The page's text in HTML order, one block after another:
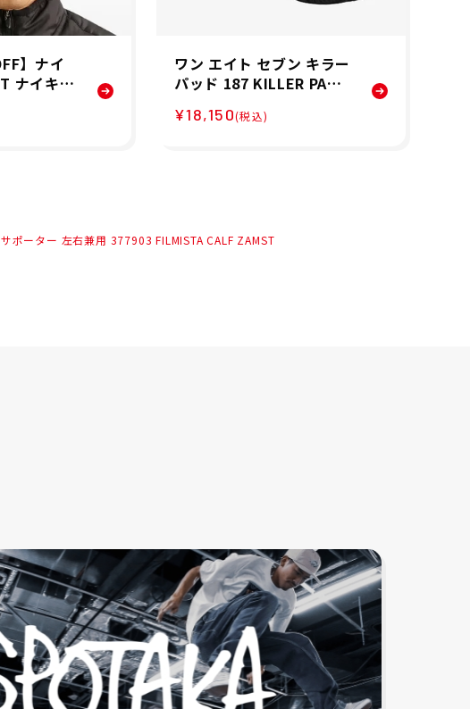
】ナイ
ナイキプ
ュ ラン
ワン エイト セブン キラー
パッド 187 KILLER PADS
プロテクター ニー パッド
¥18,150(税込)
ポーター 左右兼用 377903 FILMISTA CALF ZAMST